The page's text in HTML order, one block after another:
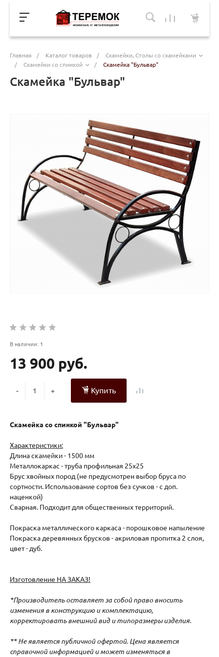
Главная / Каталог товаров /
Скамейки, Столы со скамейками
/
Скамейки со спинкой / Скамейка "Бульвар"
Скамейка "Бульвар"
В наличии: 1
13 900 руб.
- + Купить
Скамейка со спинкой "Бульвар"
Характеристики:
Длина скамейки - 1500 мм
Металлокаркас - труба профильная 25х25
Брус хвойных пород (не предусмотрен выбор бруса по
сортности. Использование сортов без сучков - с доп.
наценкой)
Сварная. Подходит для общественных территорий.
Покраска металлического каркаса - порошковое напыление
Покраска деревянных брусков - акриловая пропитка 2 слоя,
цвет - дуб.
Изготовление НА ЗАКАЗ!
*Производитель оставляет за собой право вносить
изменения в конструкцию и комплектацию,
корректировать внешний вид и типоразмеры изделия.
** Не является публичной офертой. Цена является
справочной информацией и может изменяться в